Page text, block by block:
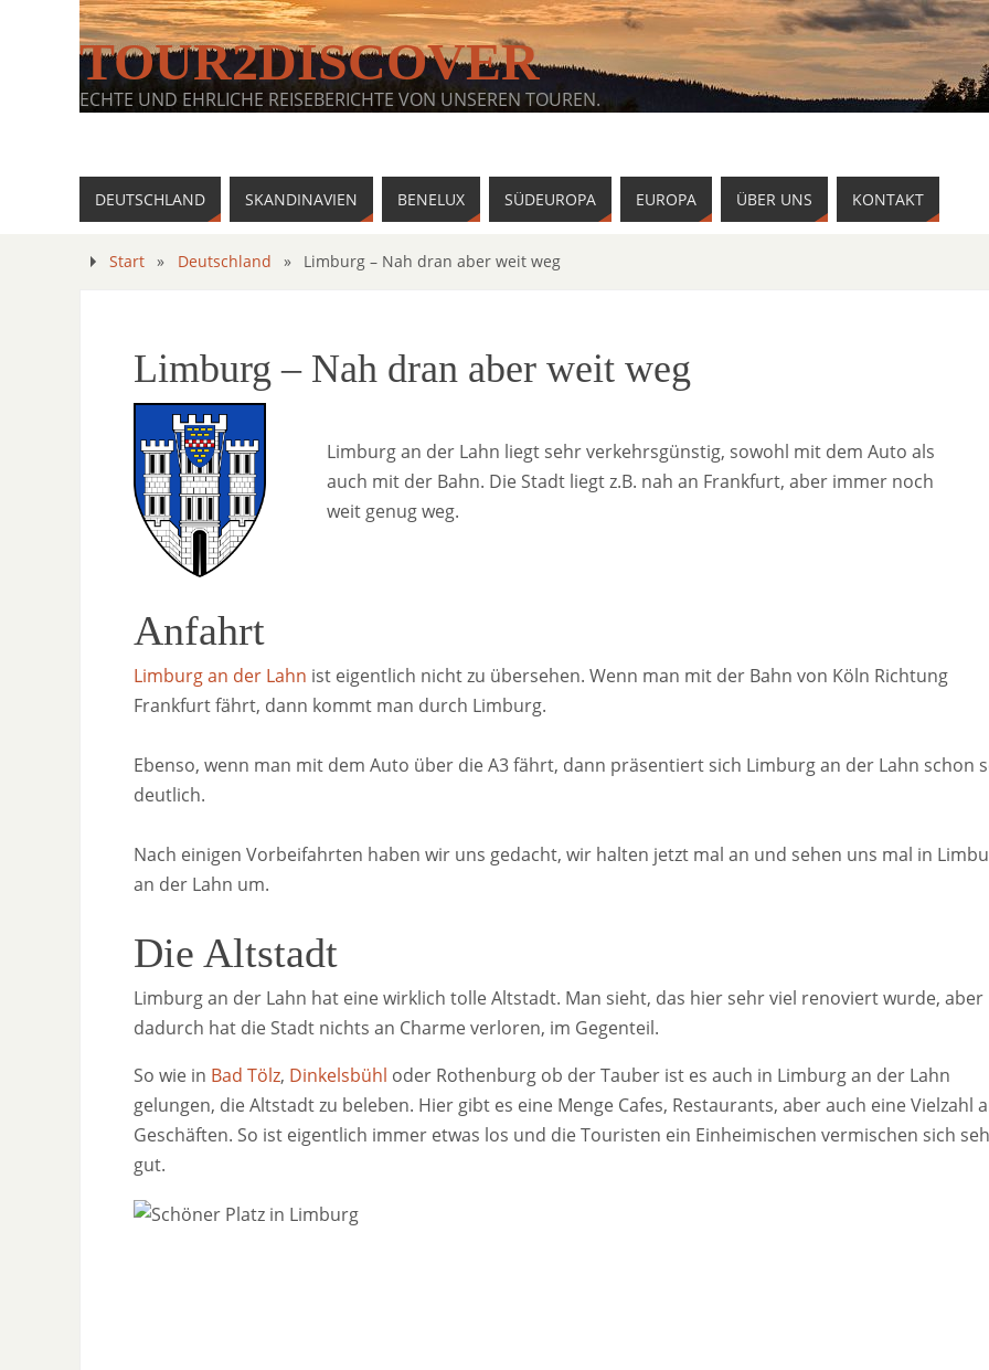
TOUR2DISCOVER
ECHTE UND EHRLICHE REISEBERICHTE VON UNSEREN TOUREN.
DEUTSCHLAND SKANDINAVIEN BENELUX SÜDEUROPA EUROPA ÜBER UNS KONTAKT
Start » Deutschland » Limburg – Nah dran aber weit weg
Limburg – Nah dran aber weit weg
Limburg an der Lahn liegt sehr verkehrsgünstig, sowohl mit dem Auto als
auch mit der Bahn. Die Stadt liegt z.B. nah an Frankfurt, aber immer noch
weit genug weg.
Anfahrt
Limburg an der Lahn ist eigentlich nicht zu übersehen. Wenn man mit der Bahn von Köln Richtung
Frankfurt fährt, dann kommt man durch Limburg.
Ebenso, wenn man mit dem Auto über die A3 fährt, dann präsentiert sich Limburg an der Lahn schon
deutlich.
Nach einigen Vorbeifahrten haben wir uns gedacht, wir halten jetzt mal an und sehen uns mal in
an der Lahn um.
Die Altstadt
Limburg an der Lahn hat eine wirklich tolle Altstadt. Man sieht, das hier sehr viel renoviert wurde, aber
dadurch hat die Stadt nichts an Charme verloren, im Gegenteil.
So wie in Bad Tölz, Dinkelsbühl oder Rothenburg ob der Tauber ist es auch in Limburg an der Lahn
gelungen, die Altstadt zu beleben. Hier gibt es eine Menge Cafes, Restaurants, aber auch eine Vielzahl
Geschäften. So ist eigentlich immer etwas los und die Touristen ein Einheimischen vermischen sich
gut.